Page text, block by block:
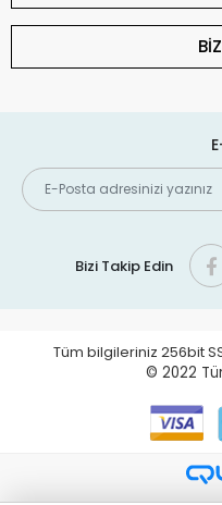
Bizi Takip Edin
Tüm bilgileriniz 256bit
© 2022